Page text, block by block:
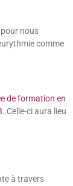
nous
comme
de formation en
. Celle-ci aura lieu
à travers